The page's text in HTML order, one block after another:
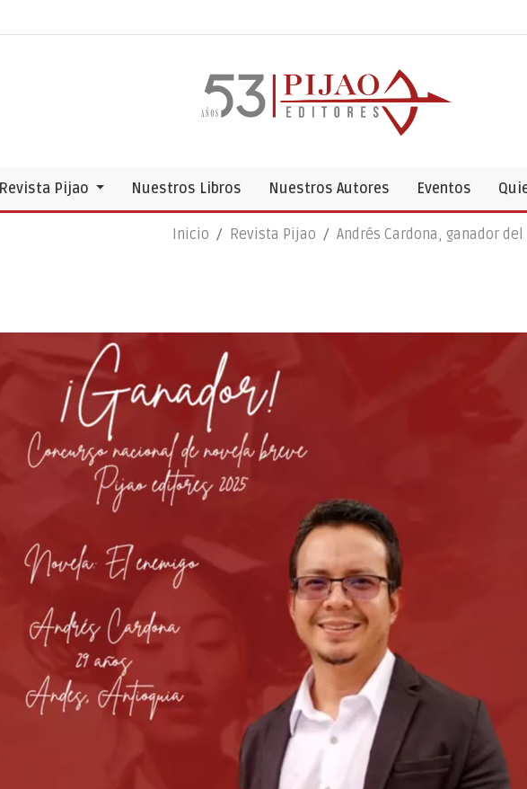
Revista Pijao Nuestros Libros Nuestros Autores Eventos
Inicio Revista Pijao Andrés Cardona, ganador